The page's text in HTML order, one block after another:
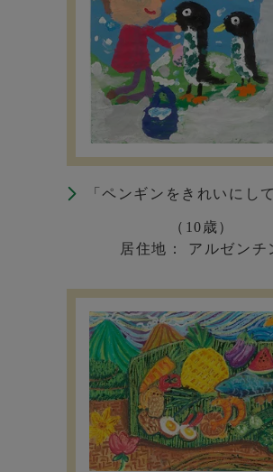
「ペンギンをきれいにし
（10歳）
居住地： アルゼンチ